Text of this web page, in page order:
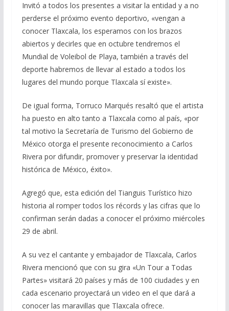
Invitó a todos los presentes a visitar la entidad y a no
perderse el próximo evento deportivo, «vengan a
conocer Tlaxcala, los esperamos con los brazos
abiertos y decirles que en octubre tendremos el
Mundial de Voleibol de Playa, también a través del
deporte habremos de llevar al estado a todos los
lugares del mundo porque Tlaxcala sí existe».
De igual forma, Torruco Marqués resaltó que el artista
ha puesto en alto tanto a Tlaxcala como al país, «por
tal motivo la Secretaría de Turismo del Gobierno de
México otorga el presente reconocimiento a Carlos
Rivera por difundir, promover y preservar la identidad
histórica de México, éxito».
Agregó que, esta edición del Tianguis Turístico hizo
historia al romper todos los récords y las cifras que lo
confirman serán dadas a conocer el próximo miércoles
29 de abril.
A su vez el cantante y embajador de Tlaxcala, Carlos
Rivera mencionó que con su gira «Un Tour a Todas
Partes» visitará 20 países y más de 100 ciudades y en
cada escenario proyectará un video en el que dará a
conocer las maravillas que Tlaxcala ofrece.